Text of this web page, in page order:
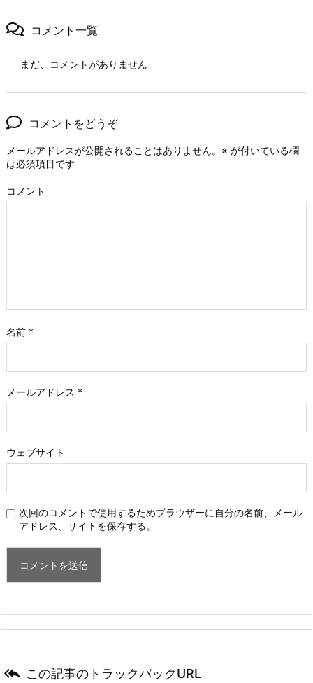
コメント一覧
まだ、コメントがありません
コメントをどうぞ
メールアドレスが公開されることはありません。 ※ が付いている欄
は必須項目です
コメント
名前 *
メールアドレス *
ウェブサイト
次回のコメントで使用するためブラウザーに自分の名前、メール
アドレス、サイトを保存する。
 この記事のトラックバックURL